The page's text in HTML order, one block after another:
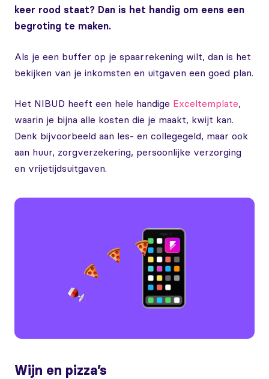
keer rood staat? Dan is het handig om eens een
begroting te maken.
Als je een buffer op je spaarrekening wilt, dan is het
bekijken van je inkomsten en uitgaven een goed plan.
Het NIBUD heeft een hele handige Exceltemplate,
waarin je bijna alle kosten die je maakt, kwijt kan.
Denk bijvoorbeeld aan les- en collegegeld, maar ook
aan huur, zorgverzekering, persoonlijke verzorging
en vrijetijdsuitgaven.
Wijn en pizza’s